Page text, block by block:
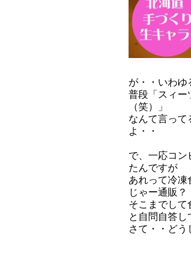
が・・いわゆ
普段「スィー
（笑）」
なんて言って
よ・・
で、一応コン
たんですが
あれって冷凍
じゃー通販？
そこまでして
と自問自答し
さて・・どう